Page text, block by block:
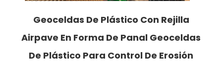
Geoceldas De Plástico Con Rejilla
Airpave En Forma De Panal Geoceldas
De Plástico Para Control De Erosión